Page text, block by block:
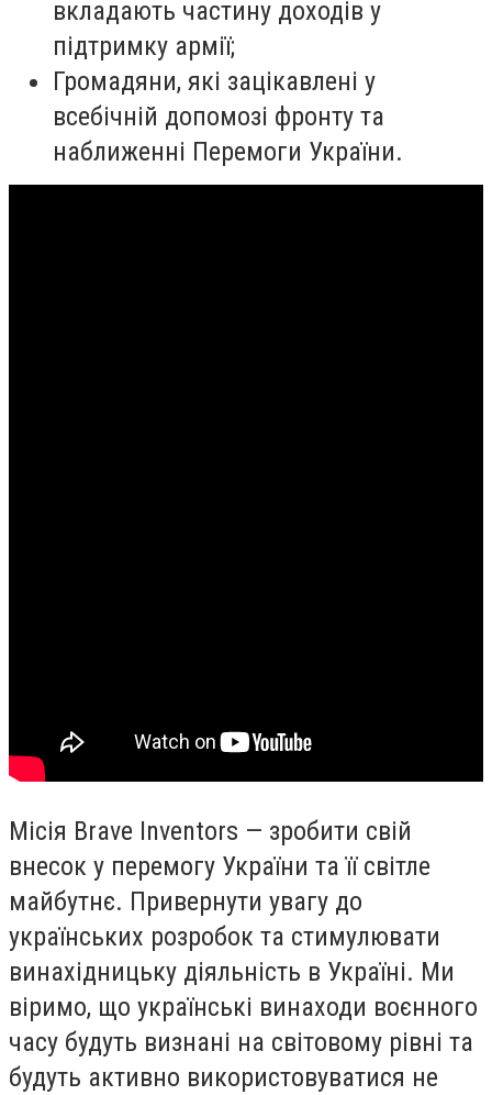
вкладають частину доходів у
підтримку армії;
Громадяни, які зацікавлені у
всебічній допомозі фронту та
наближенні Перемоги України.
Місія Brave Inventors — зробити свій
внесок у перемогу України та її світле
майбутнє. Привернути увагу до
українських розробок та стимулювати
винахідницьку діяльність в Україні. Ми
віримо, що українські винаходи воєнного
часу будуть визнані на світовому рівні та
будуть активно використовуватися не